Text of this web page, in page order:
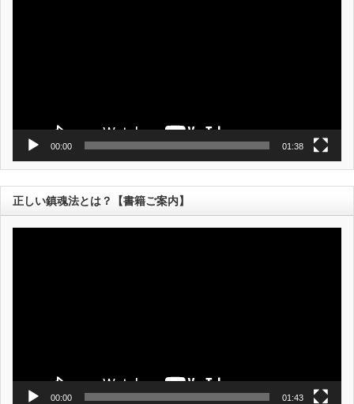
00:00 01:38
正しい鎮魂法とは？【書籍ご案内】
00:00 01:43